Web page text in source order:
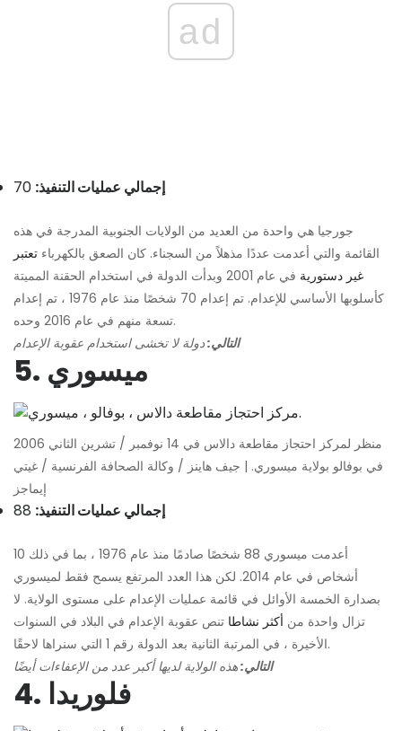
ad
إجمالي عمليات التنفيذ:
جورجيا هي واحدة من العديد من الولايات الجنوبية المدرجة في هذه
القائمة والتي أعدمت عددًا مذهلاً من السجناء. كان الصعق بالكهرباء تعتبر
غير دستورية
في عام 2001 وبدأت الدولة في استخدام الحقنة المميتة
كأسلوبها الأساسي للإعدام. تم إعدام 70 شخصًا منذ عام 1976 ، تم إعدام
تسعة منهم في عام 2016 وحده.
التالي:دولة لا تخشى استخدام عقوبة الإعدام
5. ميسوري
منظر لمركز احتجاز مقاطعة دالاس في 14 نوفمبر / تشرين الثاني 2006
في بوفالو بولاية ميسوري. | جيف هاينز / وكالة الصحافة الفرنسية / غيتي
إيماجز
إجمالي عمليات التنفيذ:
أعدمت ميسوري 88 شخصًا صادمًا منذ عام 1976 ، بما في ذلك 10
أشخاص في عام 2014. لكن هذا العدد المرتفع يسمح فقط لميسوري
بصدارة الخمسة الأوائل في قائمة عمليات الإعدام على مستوى الولاية. لا
تزال واحدة من أكثر نشاطا تنص عقوبة الإعدام في البلاد في السنوات
الأخيرة ، في المرتبة الثانية بعد الدولة رقم 1 التي سنراها لاحقًا.
التالي:هذه الولاية لديها أكبر عدد من الإعفاءات أيضًا
4. فلوريدا